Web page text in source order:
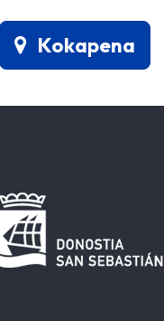
Kokapena